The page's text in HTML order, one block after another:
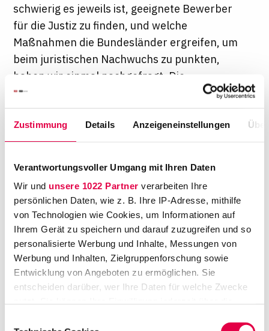
Zustimmung Details Anzeigeneinstellungen
Verantwortungsvoller Umgang mit Ihren Daten
Wir und unsere 1022 Partner verarbeiten Ihre
persönlichen Daten, wie z. B. Ihre IP-Adresse, mithilfe
von Technologien wie Cookies, um Informationen auf
Ihrem Gerät zu speichern und darauf zuzugreifen und so
personalisierte Werbung und Inhalte, Messungen von
Werbung und Inhalten, Zielgruppenforschung sowie
Entwicklung von Angeboten zu ermöglichen. Sie
entscheiden darüber, wer Ihre Daten für welche Zwecke
schwierig es jeweils ist, geeignete Bewerber
für die Justiz zu finden, und welche
Maßnahmen die Bundesländer ergreifen, um
beim juristischen Nachwuchs zu punkten,
haben wir einmal nachgefragt. Die
Maßnahmen ausgewählter Länder stellen wir
hier vor. Vorab sei gesagt: Man versucht es
nicht nur mit mehr Geld.
Sachsen: Die
Pensionierungswelle
kommt
Derzeit verzeichnet der Freistaat Sachsen noch
keinen Mangel an Bewerbern für den richterlichen
und staatsanwaltlichen Dienst. Aber das kann sich
bald ändern: "Perspektivisch wird die sächsische
Justiz vor großen Herausforderungen stehen, die